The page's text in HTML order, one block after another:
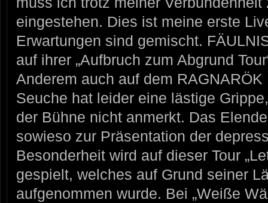
eingestehen. Dies ist meine erste
Erwartungen sind gemischt.
auf ihrer „Aufbruch zum Abgrund
Anderem auch auf dem
Seuche hat leider eine lästige
der Bühne nicht anmerkt. Das
sowieso zur Präsentation der
Besonderheit wird auf dieser Tour
gespielt, welches auf Grund seiner
aufgenommen wurde. Bei „Weiße